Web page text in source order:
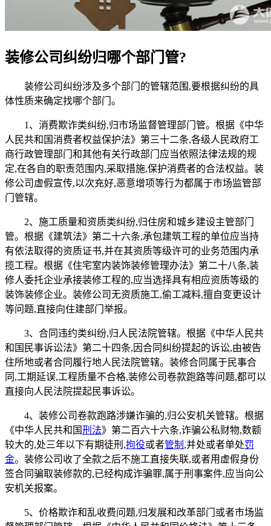
装修公司纠纷归哪个部门管?
装修公司纠纷涉及多个部门的管辖范围,要根据纠纷的具
体性质来确定找哪个部门。
1、消费欺诈类纠纷,归市场监督管理部门管。根据《中华
人民共和国消费者权益保护法》第三十二条,各级人民政府工
商行政管理部门和其他有关行政部门应当依照法律法规的规
定,在各自的职责范围内,采取措施,保护消费者的合法权益。装
修公司虚假宣传,以次充好,恶意增项等行为都属于市场监管部
门管辖。
2、施工质量和资质类纠纷,归住房和城乡建设主管部门
管。根据《建筑法》第二十六条,承包建筑工程的单位应当持
有依法取得的资质证书,并在其资质等级许可的业务范围内承
揽工程。根据《住宅室内装饰装修管理办法》第二十八条,装
修人委托企业承接装修工程的,应当选择具有相应资质等级的
装饰装修企业。装修公司无资质施工,偷工减料,擅自变更设计
等问题,直接向住建部门举报。
3、合同违约类纠纷,归人民法院管辖。根据《中华人民共
和国民事诉讼法》第二十四条,因合同纠纷提起的诉讼,由被告
住所地或者合同履行地人民法院管辖。装修合同属于民事合
同,工期延误,工程质量不合格,装修公司卷款跑路等问题,都可以
直接向人民法院提起民事诉讼。
4、装修公司卷款跑路涉嫌诈骗的,归公安机关管辖。根据
《中华人民共和国刑法》第二百六十六条,诈骗公私财物,数额
较大的,处三年以下有期徒刑,拘役或者管制 ,并处或者单处罚
金。装修公司收了全款之后不施工直接失联,或者用虚假身份
签合同骗取装修款的,已经构成诈骗罪,属于刑事案件,应当向公
安机关报案。
5、价格欺诈和乱收费问题,归发展和改革部门或者市场监